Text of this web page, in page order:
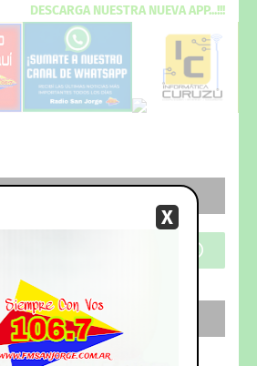
DESCARGANUESTRA NUEVAAPP...!!!
SEGUI NUESTRO CANAL
X